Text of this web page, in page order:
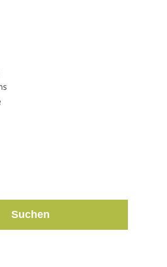
Suchen